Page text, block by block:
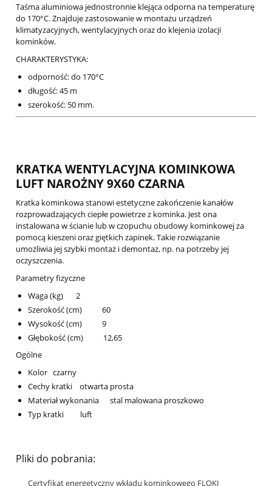
Taśma aluminiowa jednostronnie klejąca odporna na temperaturę
do 170°C. Znajduje zastosowanie w montażu urządzeń
klimatyzacyjnych, wentylacyjnych oraz do klejenia izolacji
kominków.
CHARAKTERYSTYKA:
odporność: do 170°C
długość: 45 m
szerokość: 50 mm.
KRATKA WENTYLACYJNA KOMINKOWA
LUFT NAROŻNY 9X60 CZARNA
Kratka kominkowa stanowi estetyczne zakończenie kanałów
rozprowadzających ciepłe powietrze z kominka. Jest ona
instalowana w ścianie lub w czopuchu obudowy kominkowej za
pomocą kieszeni oraz giętkich zapinek. Takie rozwiązanie
umożliwia jej szybki montaż i demontaż, np. na potrzeby jej
oczyszczenia.
Parametry fizyczne
Waga (kg) 2
Szerokość (cm) 60
Wysokość (cm) 9
Głębokość (cm) 12,65
Ogólne
Kolor czarny
Cechy kratki otwarta prosta
Materiał wykonania stal malowana proszkowo
Typ kratki luft
Pliki do pobrania:
Certyfikat energetyczny wkładu kominkowego FLOKI